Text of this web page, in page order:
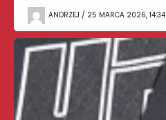
ANDRZEJ / 25 MARCA 2026, 14:34